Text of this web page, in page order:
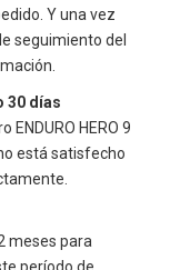
Y una vez
seguimiento del
30 días
ENDURO HERO 9
está satisfecho
meses para